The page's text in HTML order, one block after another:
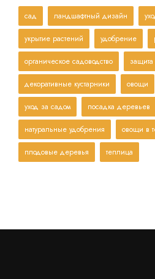
сад ландшафтный дизайн
укрытие растений удобрение
органическое садоводство
декоративные кустарники овощи
уход за садом посадка деревьев
натуральные удобрения овощи в
плодовые деревья теплица